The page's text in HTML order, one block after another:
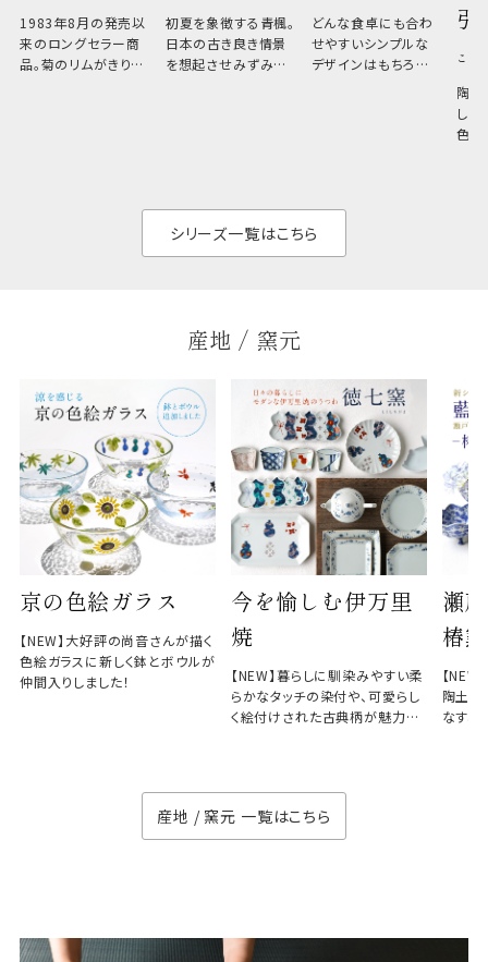
1983年8月の発売以
来のロングセラー商
品。菊のリムがきりっ
初夏を象徴する青楓。
日本の古き良き情景
を想起させみずみず
どんな食卓にも合わ
せやすいシンプルな
デザインはもちろん、
こひ
陶器
しい
色の
シリーズ一覧はこちら
産地 / 窯元
京の色絵ガラス
【NEW】大好評の尚音さんが描く
色絵ガラスに新しく鉢とボウルが
仲間入りしました！
今を愉しむ伊万里
焼
【NEW】暮らしに馴染みやすい柔
らかなタッチの染付や、可愛らし
く絵付けされた古典柄が魅力の
瀬
椿窯
【
陶土と
なす、
産地 / 窯元 一覧はこちら